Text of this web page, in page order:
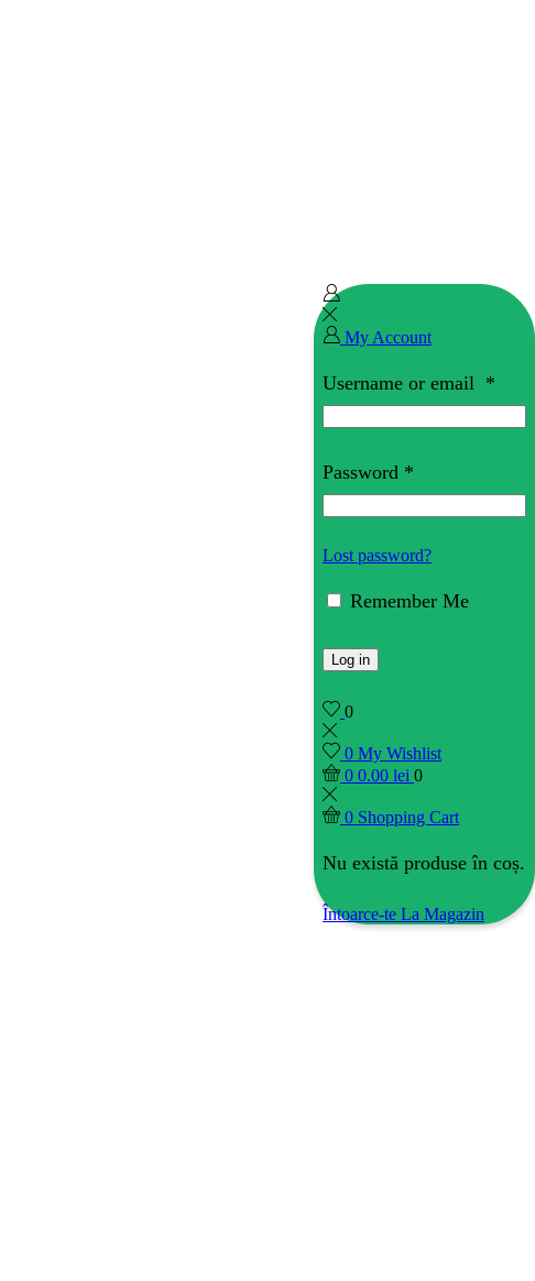
My Account
Username or email *
Password *
Lost password?
Remember Me
Log in
0
0 My Wishlist
0 0.00 lei 0
0 Shopping Cart
Nu există produse în coș.
Întoarce-te La Magazin